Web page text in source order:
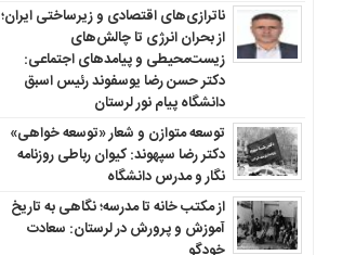
ناترازی‌های اقتصادی و زیرساختی ایران؛
از بحران انرژی تا چالش‌های
زیست‌محیطی و پیامدهای اجتماعی:
دکتر حسن رضا یوسفوند رئیس اسبق
دانشگاه پیام نور لرستان
توسعه متوازن و شعار «توسعه خواهی»
دکتر رضا سپهوند: کیوان رباطی روزنامه
نگار و مدرس دانشگاه
از مکتب خانه تا مدرسه؛ نگاهی به تاریخ
آموزش و پرورش در لرستان: سعادت